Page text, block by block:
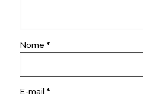
Nome *
E-mail *